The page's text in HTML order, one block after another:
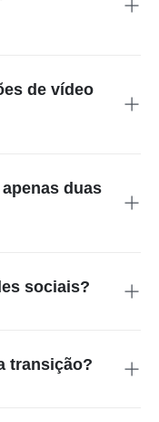
de vídeo
duas
sociais?
transição?